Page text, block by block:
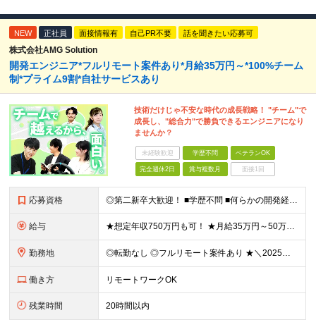
NEW 正社員 面接情報有 自己PR不要 話を聞きたい応募可
株式会社AMG Solution
開発エンジニア*フルリモート案件あり*月給35万円～*100%チーム
制*プライム9割*自社サービスあり
技術だけじゃ不安な時代の成長戦略！ "チーム"で
成長し、"総合力"で勝負できるエンジニアになり
ませんか？
未経験歓迎 学歴不問 ベテランOK
完全週休2日 賞与複数月 面接1回
応募資格 ◎第二新卒大歓迎！ ■学歴不問 ■何らかの開発経験またはプログラミングや保守・運用のご経験 ※言語や経験年数は不問 ＜こんな方にピッタリです＞ □ 上流のスキルを身につけたい □ 技術以外のスキルを
給与 ★想定年収750万円も可！ ★月給35万円～50万円＋賞与年2回（賞与昨年実績3.2ヶ月）＋各種手当＋住宅手当あり(最大1万5千円) ※経験やスキルを考慮して決定します。 ※上記月給には一律支給の住
勤務地 ◎転勤なし ◎フルリモート案件あり ★＼2025年10月20日にNEWオフィス移転／★ ━━━━━━━━━━━━━━━━━━━━━━ AMG Solutionは、日本橋大伝馬町に移転！ 移転に向けて
働き方 リモートワークOK
残業時間 20時間以内